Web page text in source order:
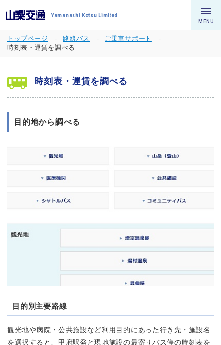
Yamanashi Kotsu Limited
MENU
トップページ 路線バス
ご乗車サポート
時刻表・運賃を調べる
時刻表・運賃を調べる
目的地から調べる
⽬的別主要路線
観光地や病院・公共施設など利用目的にあった行き先・施設名
を選択すると、甲府駅発と現地施設の最寄りバス停の時刻表を